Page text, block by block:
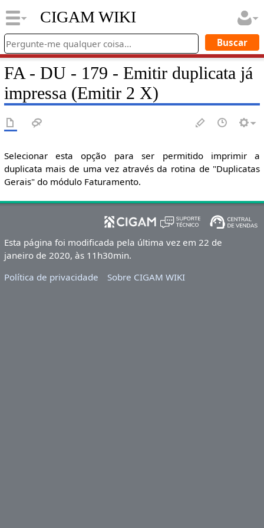
CIGAM WIKI
FA - DU - 179 - Emitir duplicata já
impressa (Emitir 2 X)
Selecionar esta opção para ser permitido imprimir a
duplicata mais de uma vez através da rotina de "Duplicatas
Gerais" do módulo Faturamento.
Esta página foi modificada pela última vez em 22 de
janeiro de 2020, às 11h30min.
Política de privacidade
Sobre CIGAM WIKI